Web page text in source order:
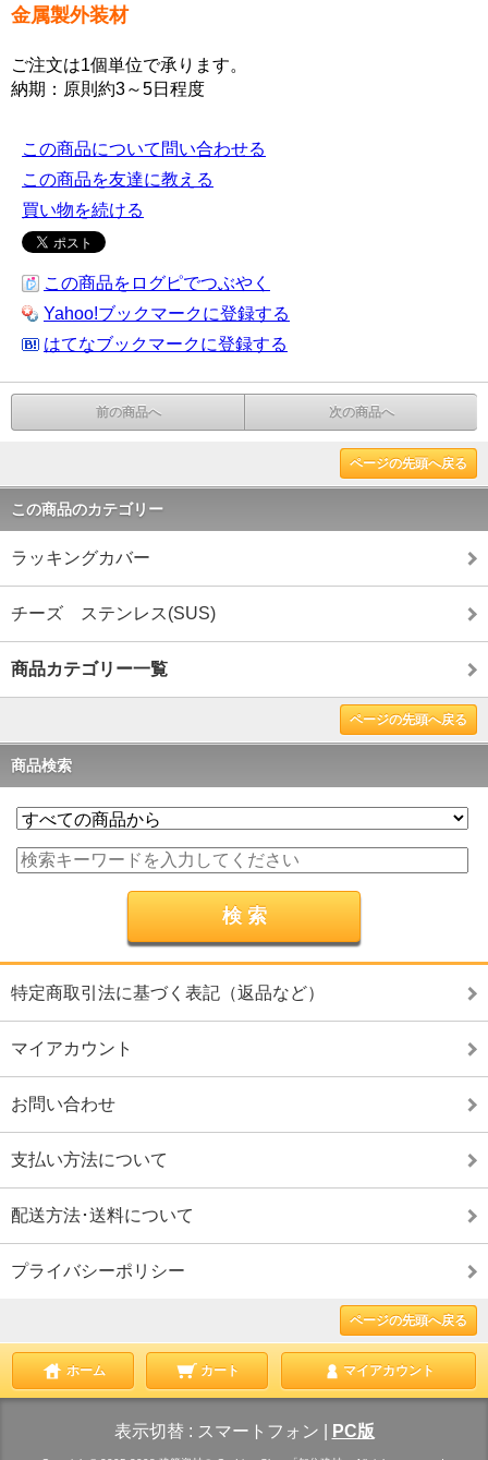
金属製外装材
ご注文は1個単位で承ります。
納期：原則約3～5日程度
この商品について問い合わせる
この商品を友達に教える
買い物を続ける
この商品をログピでつぶやく
Yahoo!ブックマークに登録する
はてなブックマークに登録する
前の商品へ 次の商品へ
ページの先頭へ戻る
この商品のカテゴリー
ラッキングカバー
チーズ ステンレス(SUS)
商品カテゴリー一覧
ページの先頭へ戻る
商品検索
特定商取引法に基づく表記（返品など）
マイアカウント
お問い合わせ
支払い方法について
配送方法･送料について
プライバシーポリシー
ページの先頭へ戻る
ホーム カート マイアカウント
表示切替 : スマートフォン PC版